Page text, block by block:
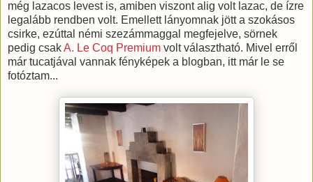
még lazacos levest is, amiben viszont alig volt lazac, de ízre
legalább rendben volt. Emellett lányomnak jött a szokásos
csirke, ezúttal némi szezámmaggal megfejelve, sörnek
pedig csakA. Le Coq Premium volt választható. Mivel erről
már tucatjával vannak fényképek a blogban, itt már le se
fotóztam...